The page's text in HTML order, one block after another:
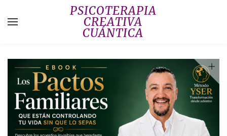
PSICOTERAPIA
CREATIVA
CUÁNTICA
INICIO
QUIENES SOMOS
BLOG
MEMBRESIAS INDIVIDUALES